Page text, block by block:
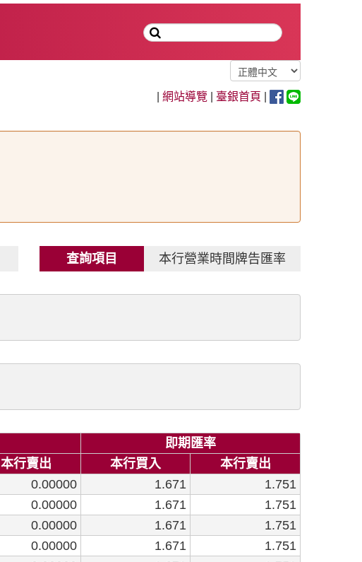
網站導覽 臺銀首頁
查詢項目 本行營業時間牌告匯率
即期匯率
本行賣出 本行買入
本行賣出
0.00000 1.671
1.751
0.00000 1.671
1.751
0.00000 1.671
1.751
0.00000 1.671
1.751